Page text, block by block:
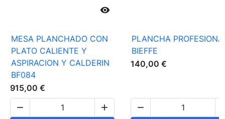

MESA PLANCHADO CON
PLATO CALIENTE Y
ASPIRACION Y CALDERIN
BF084
915,00 €


PLANCHA
BIEFFE
140,00 €
